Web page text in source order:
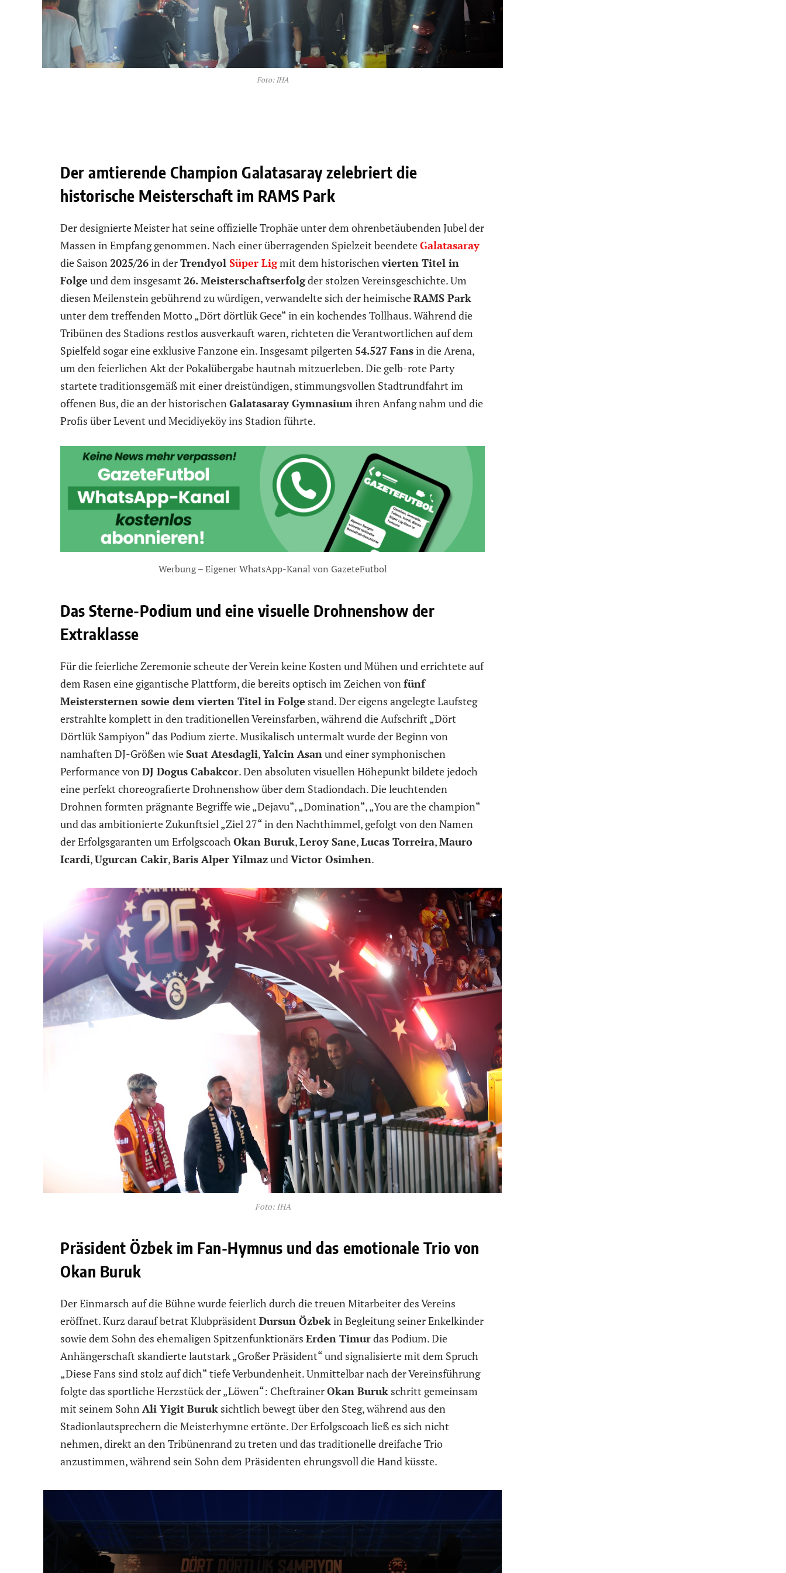
Foto: IHA
Der amtierende Champion Galatasaray zelebriert die
historische Meisterschaft im RAMS Park
Der designierte Meister hat seine offizielle Trophäe unter dem ohrenbetäubenden Jubel der
Massen in Empfang genommen. Nach einer überragenden Spielzeit beendeteGalatasaray
die Saison2025/26in derTrendyol Süper Ligmit dem historischenvierten Titel in
Folge und dem insgesamt 26. Meisterschaftserfolgder stolzen Vereinsgeschichte. Um
diesen Meilenstein gebührend zu würdigen, verwandelte sich der heimischeRAMS Park
unter dem treffenden Motto „Dört dörtlük Gece“ in ein kochendes Tollhaus. Während die
Tribünen des Stadions restlos ausverkauft waren, richteten die Verantwortlichen auf dem
Spielfeld sogar eine exklusive Fanzone ein. Insgesamt pilgerten54.527 Fansin die Arena,
um den feierlichen Akt der Pokalübergabe hautnah mitzuerleben. Die gelb-rote Party
startete traditionsgemäß mit einer dreistündigen, stimmungsvollen Stadtrundfahrt im
offenen Bus, die an der historischenGalatasaray Gymnasiumihren Anfang nahm und die
Profis über Levent und Mecidiyeköy ins Stadion führte.
Werbung – Eigener WhatsApp-Kanal von GazeteFutbol
Das Sterne-Podium und eine visuelle Drohnenshow der
Extraklasse
Für die feierliche Zeremonie scheute der Verein keine Kosten und Mühen und errichtete auf
dem Rasen eine gigantische Plattform, die bereits optisch im Zeichen vonfünf
Meistersternen sowie dem vierten Titel in Folge stand. Der eigens angelegte Laufsteg
erstrahlte komplett in den traditionellen Vereinsfarben, während die Aufschrift „Dört
Dörtlük Sampiyon“ das Podium zierte. Musikalisch untermalt wurde der Beginn von
namhaften DJ-Größen wieSuat Atesdagli,Yalcin Asanund einer symphonischen
Performance vonDJ Dogus Cabakcor. Den absoluten visuellen Höhepunkt bildete jedoch
eine perfekt choreografierte Drohnenshow über dem Stadiondach. Die leuchtenden
Drohnen formten prägnante Begriffe wie „Dejavu“, „Domination“, „You are the champion“
und das ambitionierte Zukunftsiel „Ziel 27“ in den Nachthimmel, gefolgt von den Namen
der Erfolgsgaranten um ErfolgscoachOkan Buruk,Leroy Sane,Lucas Torreira,Mauro
Icardi,Ugurcan Cakir,Baris Alper YilmazundVictor Osimhen.
Foto: IHA
Präsident Özbek im Fan-Hymnus und das emotionale Trio von
Okan Buruk
Der Einmarsch auf die Bühne wurde feierlich durch die treuen Mitarbeiter des Vereins
eröffnet. Kurz darauf betrat Klubpräsident Dursun Özbekin Begleitung seiner Enkelkinder
sowie dem Sohn des ehemaligen Spitzenfunktionärs Erden Timurdas Podium. Die
Anhängerschaft skandierte lautstark „Großer Präsident“ und signalisierte mit dem Spruch
„Diese Fans sind stolz auf dich“ tiefe Verbundenheit. Unmittelbar nach der Vereinsführung
folgte das sportliche Herzstück der „Löwen“: CheftrainerOkan Buruk schritt gemeinsam
mit seinem SohnAli Yigit Buruk sichtlich bewegt über den Steg, während aus den
Stadionlautsprechern die Meisterhymne ertönte. Der Erfolgscoach ließ es sich nicht
nehmen, direkt an den Tribünenrand zu treten und das traditionelle dreifache Trio
anzustimmen, während sein Sohn dem Präsidenten ehrungsvoll die Hand küsste.